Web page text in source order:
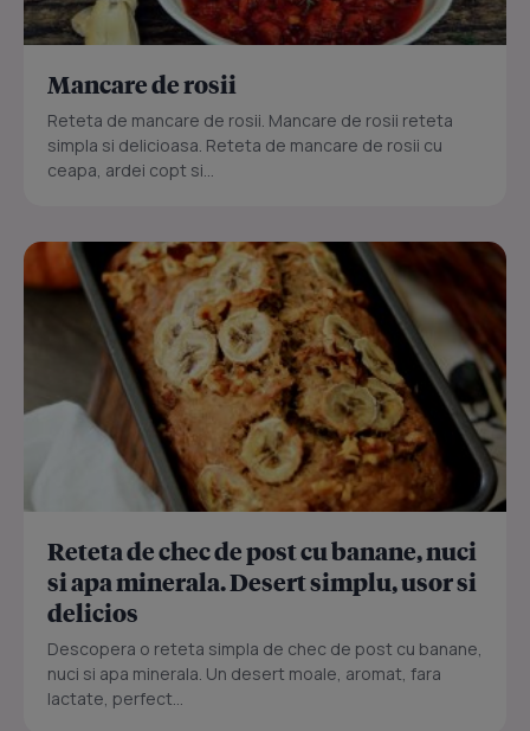
Mancare de rosii
Reteta de mancare de rosii. Mancare de rosii reteta
simpla si delicioasa. Reteta de mancare de rosii cu
ceapa, ardei copt si...
Reteta de chec de post cu banane, nuci
si apa minerala. Desert simplu, usor si
delicios
Descopera o reteta simpla de chec de post cu banane,
nuci si apa minerala. Un desert moale, aromat, fara
lactate, perfect...